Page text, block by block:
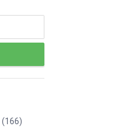
(166)